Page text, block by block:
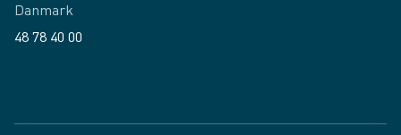
Danmark
48 78 40 00